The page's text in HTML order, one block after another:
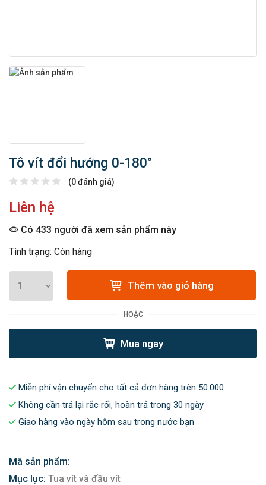
Tô vít đổi hướng 0-180°
(0 đánh giá)
Liên hệ
Có 433 người đã xem sản phẩm này
Tình trạng: Còn hàng
Thêm vào giỏ hàng
HOẶC
Mua ngay
Miễn phí vận chuyển cho tất cả đơn hàng trên 50.000
Không cần trả lại rắc rối, hoàn trả trong 30 ngày
Giao hàng vào ngày hôm sau trong nước bạn
Mã sản phẩm:
Mục lục: Tua vít và đầu vít